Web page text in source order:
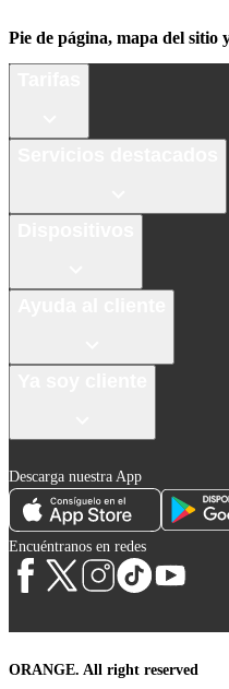
Pie de página, mapa del sitio
Descarga nuestra App
Encuéntranos en redes
ORANGE. All right reserved